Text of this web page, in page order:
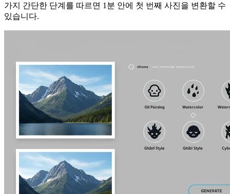
가지 간단한 단계를 따르면 1분 안에 첫 번째 사진을 변환할 수
있습니다.